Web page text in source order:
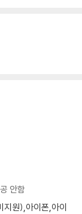
안함
원),아이폰,아이